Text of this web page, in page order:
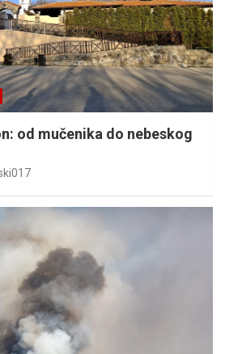
od mučenika do nebeskog